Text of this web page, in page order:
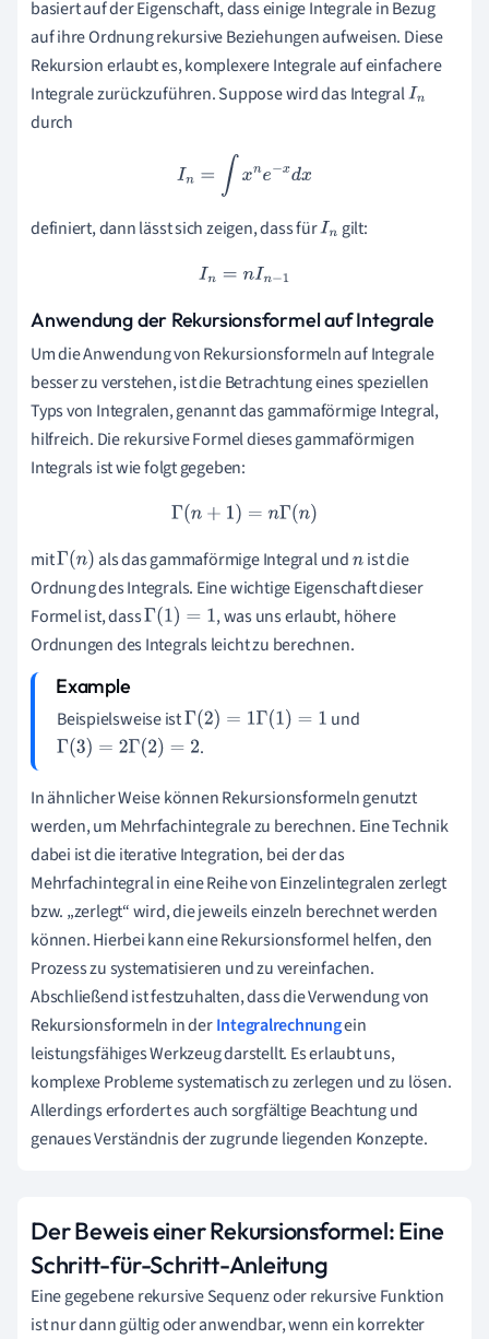
basiert auf der Eigenschaft, dass einige Integrale in Bezug
auf ihre Ordnung rekursive Beziehungen aufweisen. Diese
Rekursion erlaubt es, komplexere Integrale auf einfachere
Integrale zurückzuführen. Suppose wird das IntegralIn
durch
In ∫x ne−xdx
definiert, dann lässt sich zeigen, dass fürIn gilt:
I n=nIn−1
Anwendung der Rekursionsformel auf Integrale
Um die Anwendung von Rekursionsformeln auf Integrale
besser zu verstehen, ist die Betrachtung eines speziellen
Typs von Integralen, genannt das gammaförmige Integral,
hilfreich. Die rekursive Formel dieses gammaförmigen
Integrals ist wie folgt gegeben:
Γ (n +1) =n Γ(n)
mitΓ(n) als das gammaförmige Integral undn ist die
Ordnung des Integrals. Eine wichtige Eigenschaft dieser
Formel ist, dassΓ(1)= 1
, was uns erlaubt, höhere
Ordnungen des Integrals leicht zu berechnen.
Beispielsweise istΓ(2)= 1Γ( 1)=1
und
Γ(3)= 2Γ( 2)=2 .
In ähnlicher Weise können Rekursionsformeln genutzt
werden, um Mehrfachintegrale zu berechnen. Eine Technik
dabei ist die iterative Integration, bei der das
Mehrfachintegral in eine Reihe von Einzelintegralen zerlegt
bzw. „zerlegt“ wird, die jeweils einzeln berechnet werden
können. Hierbei kann eine Rekursionsformel helfen, den
Prozess zu systematisieren und zu vereinfachen.
Abschließend ist festzuhalten, dass die Verwendung von
Rekursionsformeln in derIntegralrechnungein
leistungsfähiges Werkzeug darstellt. Es erlaubt uns,
komplexe Probleme systematisch zu zerlegen und zu lösen.
Allerdings erfordert es auch sorgfältige Beachtung und
genaues Verständnis der zugrunde liegenden Konzepte.
Der Beweis einer Rekursionsformel: Eine
Schritt-für-Schritt-Anleitung
Eine gegebene rekursive Sequenz oder rekursive Funktion
ist nur dann gültig oder anwendbar, wenn ein korrekter